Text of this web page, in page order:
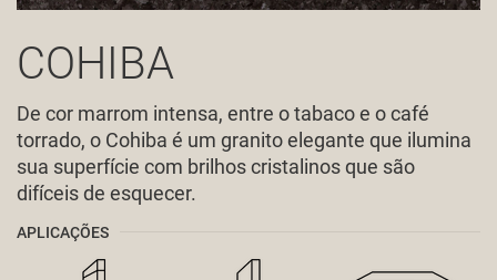
COHIBA
De cor marrom intensa, entre o tabaco e o café
torrado, o Cohiba é um granito elegante que ilumina
sua superfície com brilhos cristalinos que são
difíceis de esquecer.
APLICAÇÕES